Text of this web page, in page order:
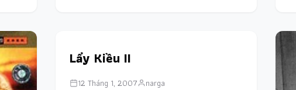
Lẩy Kiều II
12 Tháng 1, 2007 narga